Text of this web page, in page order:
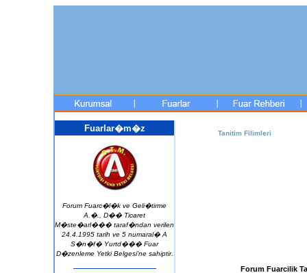
Fuarlar�m�z
Forum Fuarc�l�k ve Geli�tirme
A.�., D�� Ticaret
M�ste�arl��� taraf�ndan verilen
24.4.1995 tarih ve 5 numaral� A
S�n�f� Yurtd��� Fuar
D�zenleme Yetki Belgesi'ne sahiptir.
Tanitim Filimleri
Forum Fuarcilik